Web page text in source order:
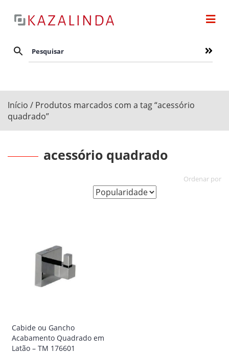
Início / Produtos marcados com a tag “acessório
quadrado”
acessório quadrado
Cabide ou Gancho
Acabamento Quadrado em
Latão – TM 176601